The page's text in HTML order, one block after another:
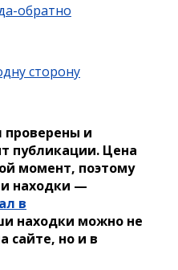
обратно
сторону
проверены и
публикации. Цена
момент, поэтому
находки —
в
находки можно не
сайте, но и в